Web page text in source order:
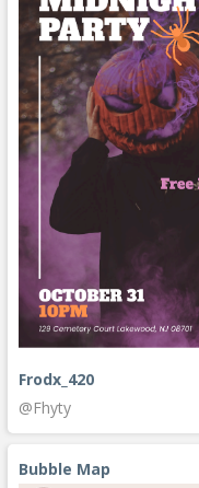
Frodx_420
@Fhyty
Bubble Map